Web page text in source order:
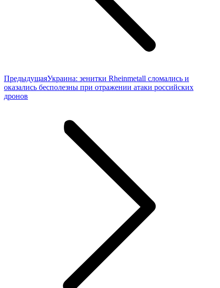
ПредыдущаяПредыдущая
запись:
Украина: зенитки Rheinmetall сломались и
оказались бесполезны при отражении атаки российских
дронов